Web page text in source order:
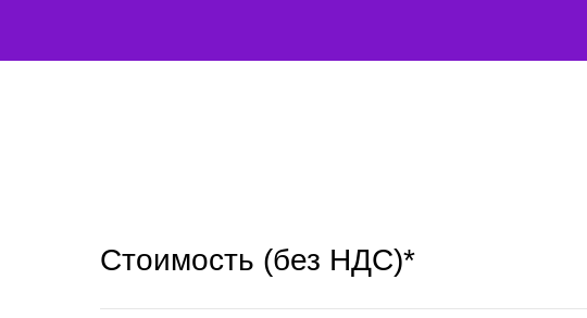
Стоимость (без НДС)*